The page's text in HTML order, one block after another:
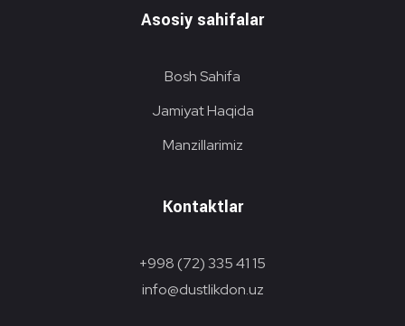
Asosiy sahifalar
Bosh Sahifa
Jamiyat Haqida
Manzillarimiz
Kontaktlar
+998 (72) 335 41 15
info@dustlikdon.uz